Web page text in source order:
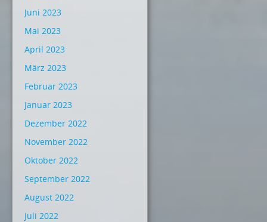
Juni 2023
Mai 2023
April 2023
März 2023
Februar 2023
Januar 2023
Dezember 2022
November 2022
Oktober 2022
September 2022
August 2022
Juli 2022